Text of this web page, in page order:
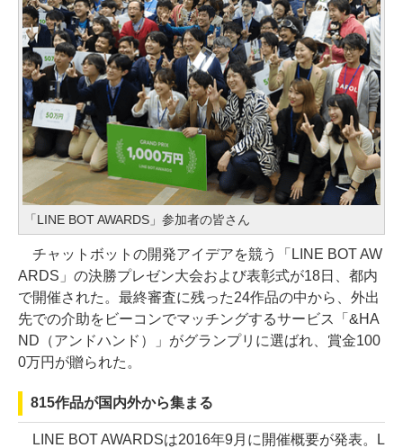
「LINE BOT AWARDS」参加者の皆さん
チャットボットの開発アイデアを競う「LINE BOT AW
ARDS」の決勝プレゼン大会および表彰式が18日、都内
で開催された。最終審査に残った24作品の中から、外出
先での介助をビーコンでマッチングするサービス「&HA
ND（アンドハンド）」がグランプリに選ばれ、賞金100
0万円が贈られた。
815作品が国内外から集まる
LINE BOT AWARDSは2016年9月に開催概要が発表。L